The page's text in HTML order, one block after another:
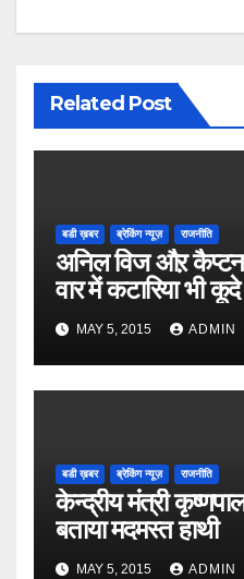
Related Post
बडी ख़बर ब्रेकिंग न्यूज़ राजनीति
अनिल विज औऱ
वार में कटारिया भी कूदे
MAY 5, 2015 ADMIN
बडी ख़बर ब्रेकिंग न्यूज़ राजनीति
केन्द्रीय मंत्री
बताया मदमस्त हाथी
MAY 5, 2015 ADMIN